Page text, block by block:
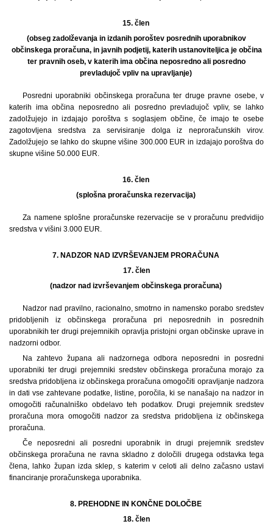
15. člen
(obseg zadolževanja in izdanih poroštev posrednih uporabnikov
občinskega proračuna, in javnih podjetij, katerih ustanoviteljica je občina
ter pravnih oseb, v katerih ima občina neposredno ali posredno
prevladujoč vpliv na upravljanje)
Posredni uporabniki občinskega proračuna ter druge pravne osebe, v
katerih ima občina neposredno ali posredno prevladujoč vpliv, se lahko
zadolžujejo in izdajajo poroštva s soglasjem občine, če imajo te osebe
zagotovljena sredstva za servisiranje dolga iz neproračunskih virov.
Zadolžujejo se lahko do skupne višine 300.000 EUR in izdajajo poroštva do
skupne višine 50.000 EUR.
16. člen
(splošna proračunska rezervacija)
Za namene splošne proračunske rezervacije se v proračunu predvidijo
sredstva v višini 3.000 EUR.
7. NADZOR NAD IZVRŠEVANJEM PRORAČUNA
17. člen
(nadzor nad izvrševanjem občinskega proračuna)
Nadzor nad pravilno, racionalno, smotrno in namensko porabo sredstev
pridobljenih iz občinskega proračuna pri neposrednih in posrednih
uporabnikih ter drugi prejemnikih opravlja pristojni organ občinske uprave in
nadzorni odbor.
Na zahtevo župana ali nadzornega odbora neposredni in posredni
uporabniki ter drugi prejemniki sredstev občinskega proračuna morajo za
sredstva pridobljena iz občinskega proračuna omogočiti opravljanje nadzora
in dati vse zahtevane podatke, listine, poročila, ki se nanašajo na nadzor in
omogočiti računalniško obdelavo teh podatkov. Drugi prejemnik sredstev
proračuna mora omogočiti nadzor za sredstva pridobljena iz občinskega
proračuna.
Če neposredni ali posredni uporabnik in drugi prejemnik sredstev
občinskega proračuna ne ravna skladno z določili drugega odstavka tega
člena, lahko župan izda sklep, s katerim v celoti ali delno začasno ustavi
financiranje proračunskega uporabnika.
8. PREHODNE IN KONČNE DOLOČBE
18. člen